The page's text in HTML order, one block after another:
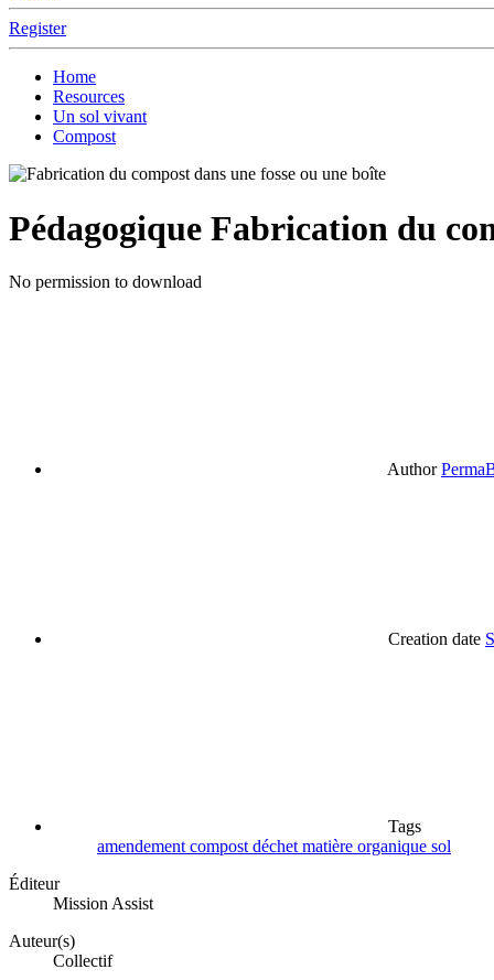
Register
Home
Resources
Un sol vivant
Compost
Pédagogique Fabrication du
No permission to download
Author
Creation date
Tags
amendement compost déchet matière organique sol
Éditeur
Mission Assist
Auteur(s)
Collectif